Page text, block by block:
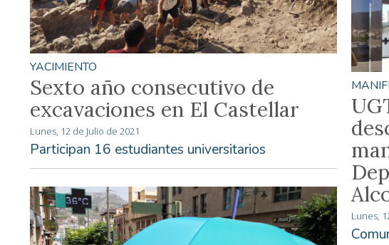
YACIMIENTO
Sexto año consecutivo de
excavaciones en El Castellar
Lunes, 12 de Julio de 2021
Participan 16 estudiantes universitarios
Lunes,